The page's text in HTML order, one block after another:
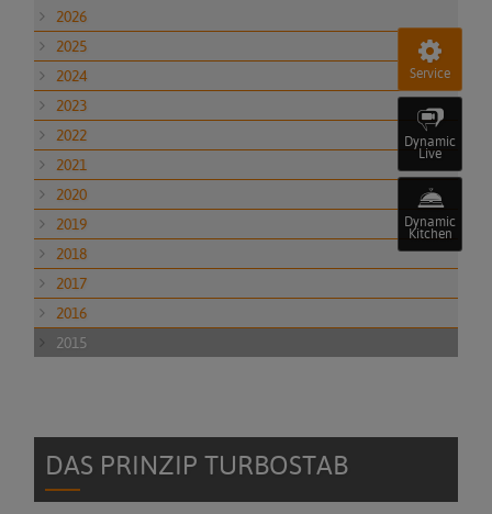
Service
Dynamic
Live
Dynamic
Kitchen
2026
2025
2024
2023
2022
2021
2020
2019
2018
2017
2016
2015
DAS PRINZIP TURBOSTAB